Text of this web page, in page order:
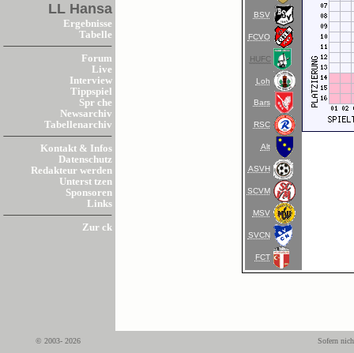
LL Hansa
Ergebnisse
Tabelle
Forum
Live
Interview
Tippspiel
Spr che
Newsarchiv
Tabellenarchiv
Kontakt & Infos
Datenschutz
Redakteur werden
Unterst tzen
Sponsoren
Links
Zur ck
BSV
FCVO
HUFC
Loh
Bars
RSC
Alt
ASVH
SCVM
MSV
SVCN
FCT
© 2003- 2026 Sofern